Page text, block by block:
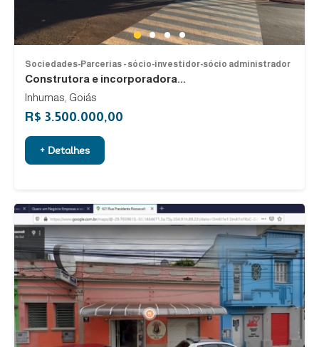
1 2 3 4
Sociedades-Parcerias - sócio-investidor-sócio administrador
Construtora e incorporadora...
Inhumas, Goiás
R$ 3.500.000,00
+ Detalhes